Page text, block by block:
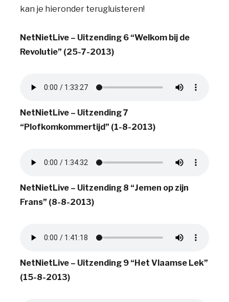
kan je hieronder terugluisteren!
NetNietLive – Uitzending 6 “Welkom bij de
Revolutie” (25-7-2013)
NetNietLive – Uitzending 7
“Plofkomkommertijd” (1-8-2013)
NetNietLive – Uitzending 8 “Jemen op zijn
Frans” (8-8-2013)
NetNietLive – Uitzending 9 “Het Vlaamse Lek”
(15-8-2013)